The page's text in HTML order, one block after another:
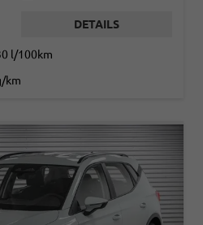
DETAILS
l/100km
km